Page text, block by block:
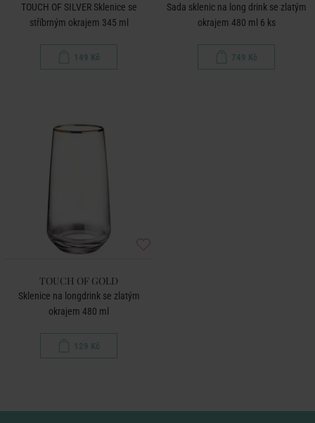
TOUCH OF SILVER Sklenice se
stříbrným okrajem 345 ml
149 Kč
Sada sklenic na long drink se zlatým
okrajem 480 ml 6 ks
749 Kč
TOUCH OF GOLD
Sklenice na longdrink se zlatým
okrajem 480 ml
129 Kč